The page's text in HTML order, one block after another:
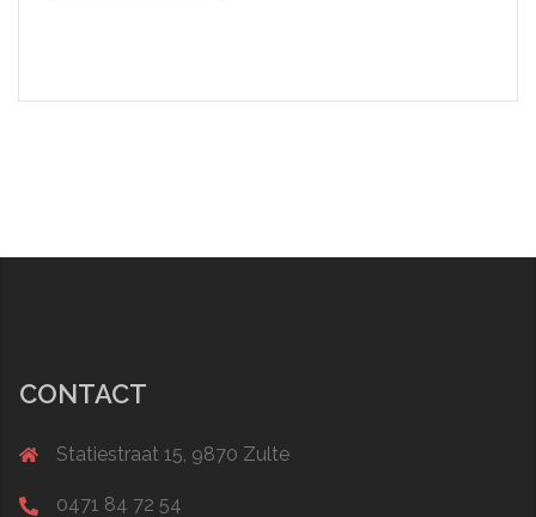
CONTACT
Statiestraat 15, 9870 Zulte
0471 84 72 54